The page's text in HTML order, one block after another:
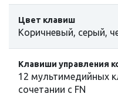
Цвет клавиш
Коричневый, серый,
Клавиши управления
12 мультимедийных
сочетании с FN